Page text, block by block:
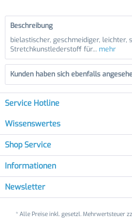
Beschreibung
bielastischer, geschmeidiger, leichter,
Stretchkunstlederstoff für... mehr
Kunden haben sich ebenfalls
Service Hotline
Wissenswertes
Shop Service
Informationen
Newsletter
* Alle Preise inkl. gesetzl. Mehrwertsteuer